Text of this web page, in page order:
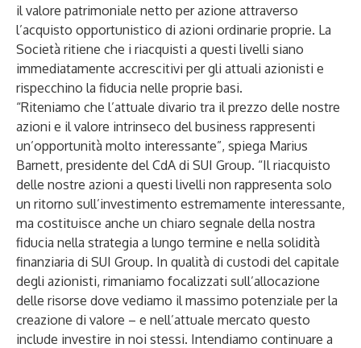
il valore patrimoniale netto per azione attraverso
l’acquisto opportunistico di azioni ordinarie proprie. La
Società ritiene che i riacquisti a questi livelli siano
immediatamente accrescitivi per gli attuali azionisti e
rispecchino la fiducia nelle proprie basi.
“Riteniamo che l’attuale divario tra il prezzo delle nostre
azioni e il valore intrinseco del business rappresenti
un’opportunità molto interessante”, spiega Marius
Barnett, presidente del CdA di SUI Group. “Il riacquisto
delle nostre azioni a questi livelli non rappresenta solo
un ritorno sull’investimento estremamente interessante,
ma costituisce anche un chiaro segnale della nostra
fiducia nella strategia a lungo termine e nella solidità
finanziaria di SUI Group. In qualità di custodi del capitale
degli azionisti, rimaniamo focalizzati sull’allocazione
delle risorse dove vediamo il massimo potenziale per la
creazione di valore – e nell’attuale mercato questo
include investire in noi stessi. Intendiamo continuare a